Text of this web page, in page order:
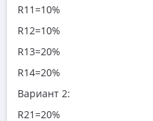
R11=10%
R12=10%
R13=20%
R14=20%
Вариант 2:
R21=20%